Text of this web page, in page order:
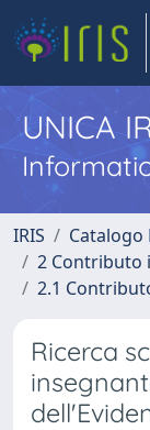
UNICA
IRIS
Catalogo
2 Contributo
2.1
Ricerca